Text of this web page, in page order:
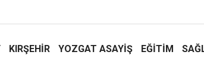
KIRŞEHİR YOZGAT ASAYIŞ EĞİTİM